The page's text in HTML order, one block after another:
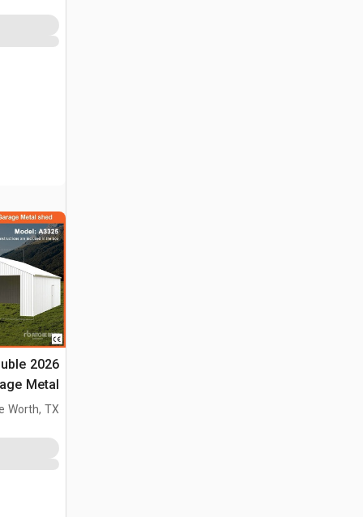
(Unused)
Worth, TX